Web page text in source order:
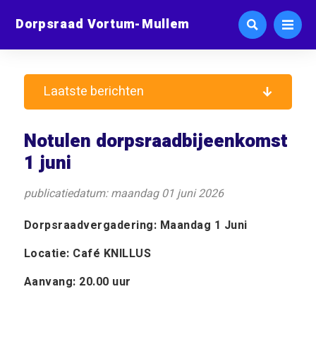
Dorpsraad Vortum-Mullem
Notulen dorpsraadbijeenkomst
1 juni
publicatiedatum: maandag 01 juni 2026
Dorpsraadvergadering: Maandag 1 Juni
Locatie: Café KNILLUS
Aanvang: 20.00 uur
Laatste berichten